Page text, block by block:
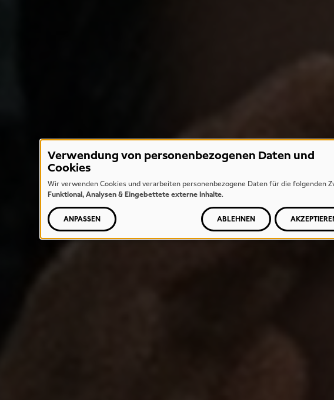
Verwendung von personenbezogenen Daten und
Cookies
Wir verwenden Cookies und verarbeiten personenbezogene Daten für die folgenden
Funktional, Analysen & Eingebettete externe Inhalte.
ANPASSEN ABLEHNEN